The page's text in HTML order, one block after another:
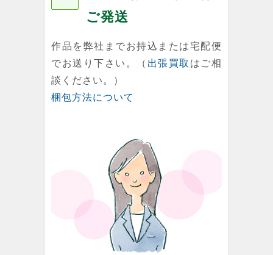
ご発送
作品を弊社までお持込または宅配便
でお送り下さい。（ 出張買取 はご相
談ください。）
梱包方法について